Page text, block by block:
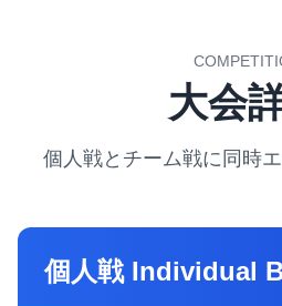
大会
個人戦とチーム戦に同時
個人戦 Individual